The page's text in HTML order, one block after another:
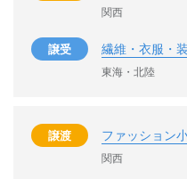
関西
譲受 繊維・衣服・
東海・北陸
譲渡 ファッション
関西